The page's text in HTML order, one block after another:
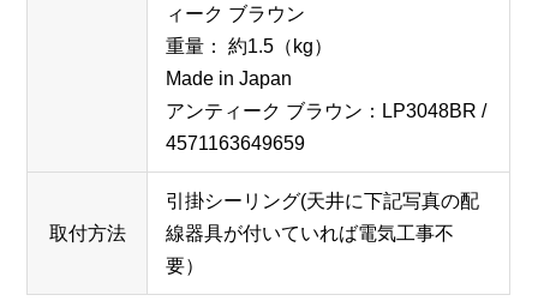
ィーク ブラウン
重量： 約1.5（kg）
Made in Japan
アンティーク ブラウン：LP3048BR /
4571163649659
取付方法
引掛シーリング(天井に下記写真の配
線器具が付いていれば電気工事不
要）